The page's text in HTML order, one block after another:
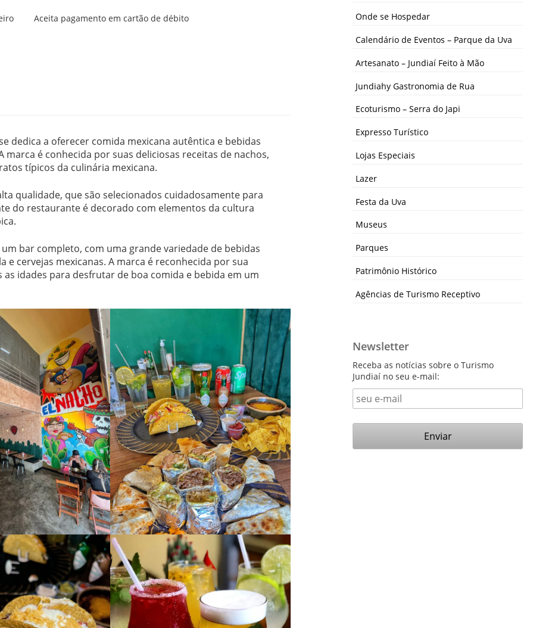
Aceita pagamento em cartão de débito
dedica a oferecer comida mexicana autêntica e bebidas
é conhecida por suas deliciosas receitas de nachos,
típicos da culinária mexicana.
qualidade, que são selecionados cuidadosamente para
do restaurante é decorado com elementos da cultura
bar completo, com uma grande variedade de bebidas
cervejas mexicanas. A marca é reconhecida por sua
idades para desfrutar de boa comida e bebida em um
Onde se Hospedar
Calendário de Eventos – Parque da Uva
Artesanato – Jundiaí Feito à Mão
Jundiahy Gastronomia de Rua
Ecoturismo – Serra do Japi
Expresso Turístico
Lojas Especiais
Lazer
Festa da Uva
Museus
Parques
Patrimônio Histórico
Agências de Turismo Receptivo
Newsletter
Receba as notícias sobre o Turismo
Jundiaí no seu e-mail: